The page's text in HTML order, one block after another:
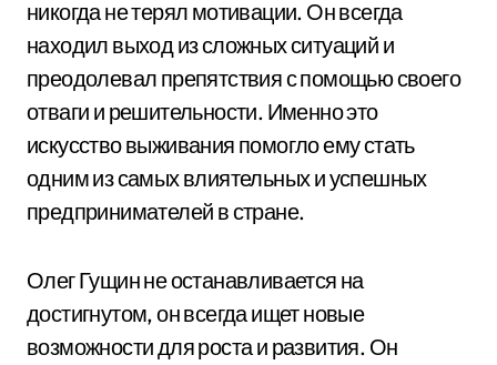
никогда не терял мотивации. Он всегда
находил выход из сложных ситуаций и
преодолевал препятствия с помощью своего
отваги и решительности. Именно это
искусство выживания помогло ему стать
одним из самых влиятельных и успешных
предпринимателей в стране.
Олег Гущин не останавливается на
достигнутом, он всегда ищет новые
возможности для роста и развития. Он